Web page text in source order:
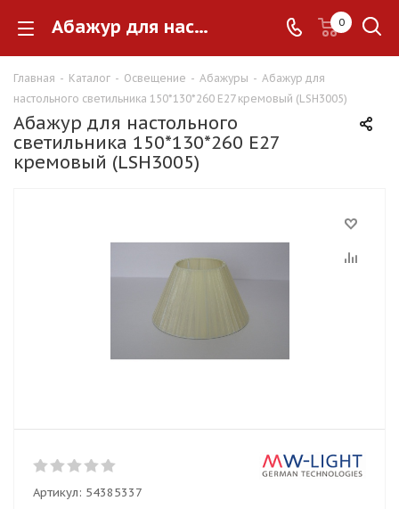
Абажур для настольного светильника 150*130*260 E27 кремовый (LSH3005) 0
Главная - Каталог - Освещение - Абажуры - Абажур для
настольного светильника 150*130*260 E27 кремовый (LSH3005)
Абажур для настольного
светильника 150*130*260 E27
кремовый (LSH3005)
Артикул: 54385337